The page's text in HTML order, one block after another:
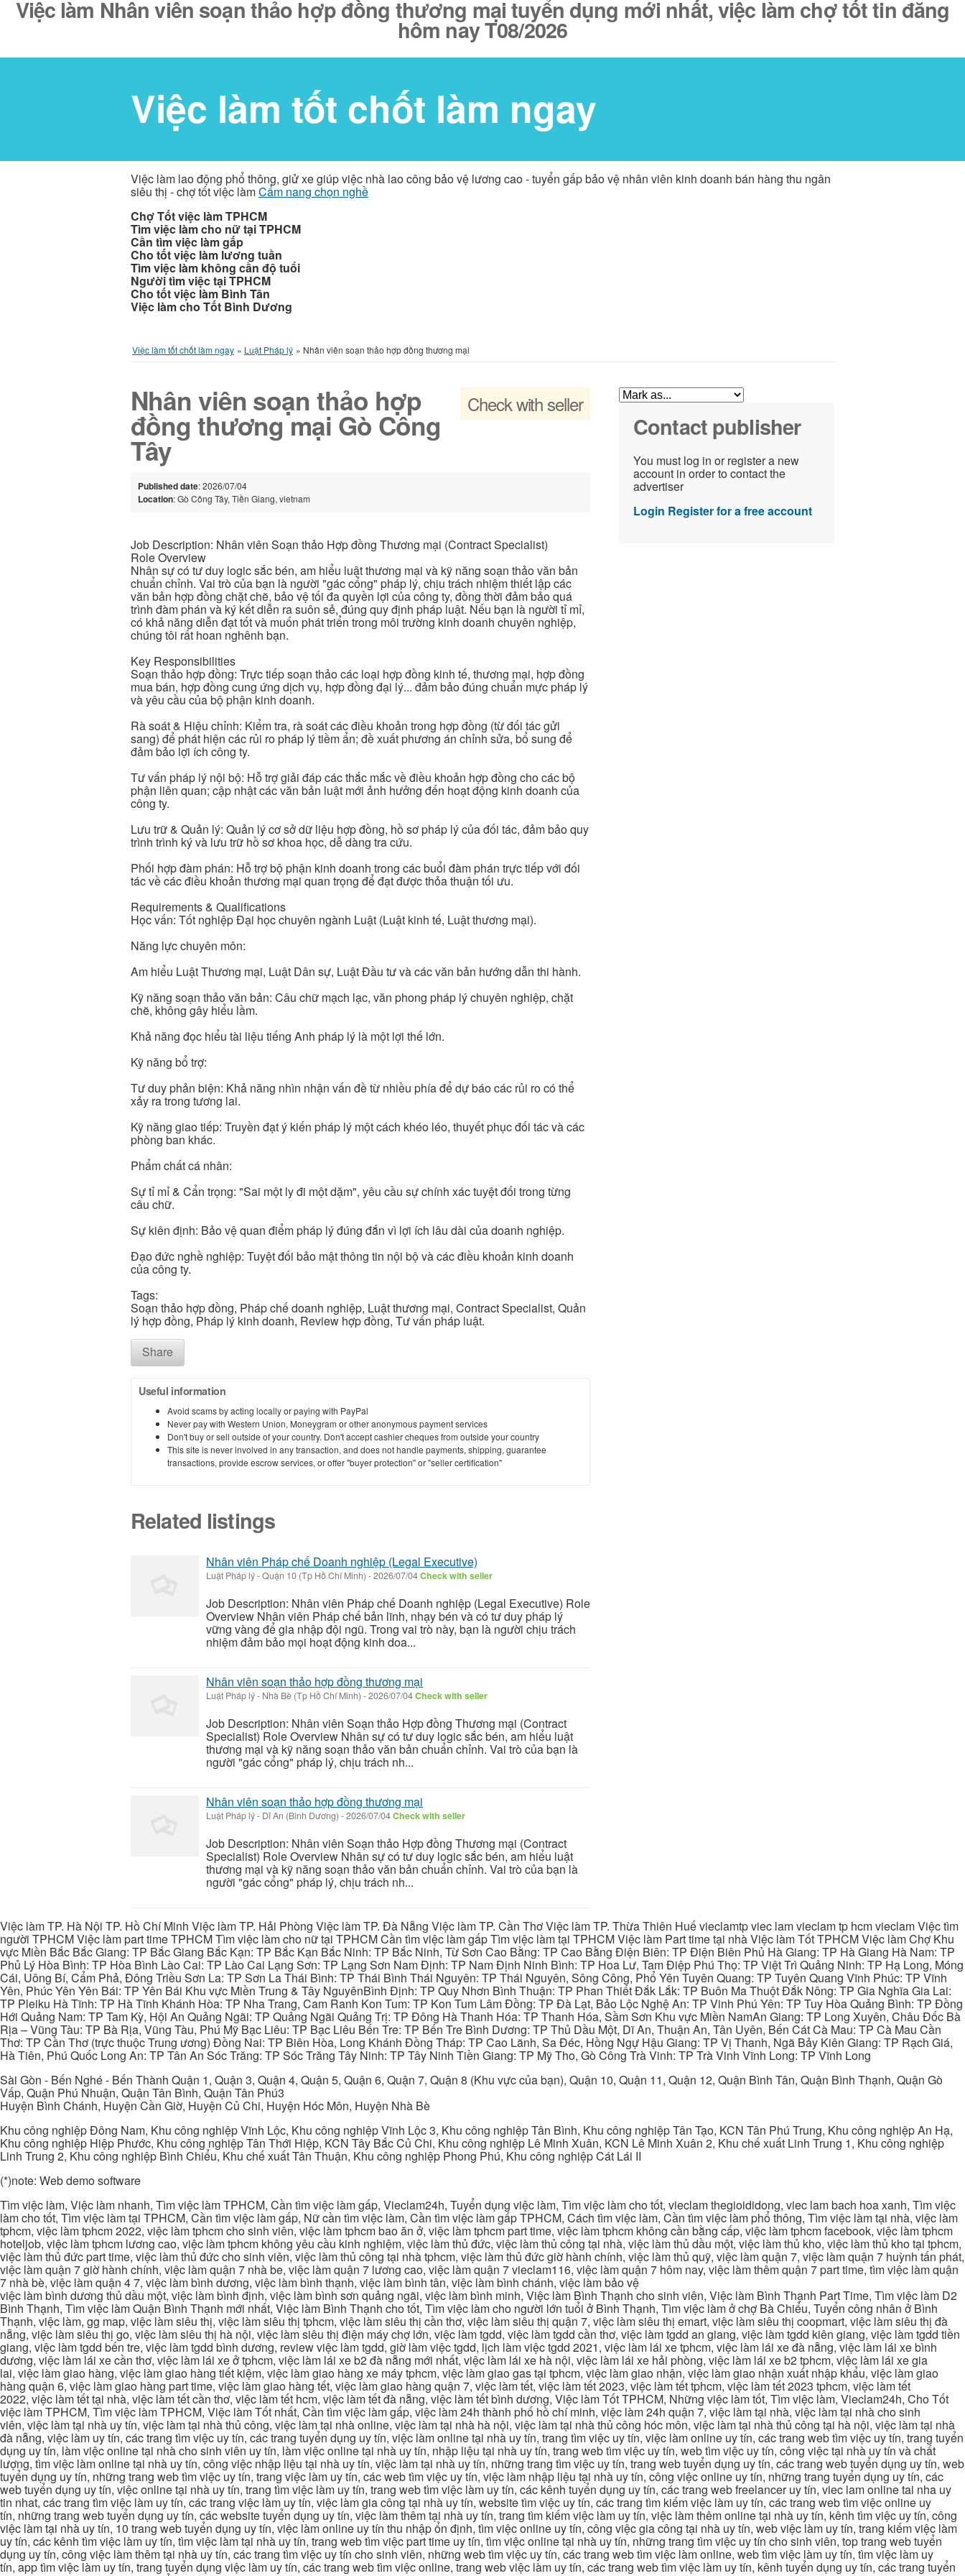
Việc làm Nhân viên soạn thảo hợp đồng thương mại tuyển dụng mới nhất, việc làm chợ tốt tin đăng
hôm nay T08/2026
Việc làm tốt chốt làm ngay
Việc làm lao động phổ thông, giử xe giúp việc nhà lao công bảo vệ lương cao - tuyển gấp bảo vệ nhân viên kinh doanh bán hàng thu ngân
siêu thị - chợ tốt việc làmCẩm nang chọn nghề
Chợ Tốt việc làm TPHCM
Tìm việc làm cho nữ tại TPHCM
Cần tìm việc làm gấp
Cho tốt việc làm lương tuần
Tìm việc làm không cần độ tuổi
Người tìm việc tại TPHCM
Cho tốt việc làm Bình Tân
Việc làm cho Tốt Bình Dương
Việc làm tốt chốt làm ngay » Luật Pháp lý » Nhân viên soạn thảo hợp đồng thương mại
Check with seller
Nhân viên soạn thảo hợp
đồng thương mại Gò Công
Tây
Published date: 2026/07/04
Location: Gò Công Tây, Tiền Giang, vietnam
Job Description: Nhân viên Soạn thảo Hợp đồng Thương mại (Contract Specialist)
Role Overview
Nhân sự có tư duy logic sắc bén, am hiểu luật thương mại và kỹ năng soạn thảo văn bản
chuẩn chỉnh. Vai trò của bạn là người "gác cổng" pháp lý, chịu trách nhiệm thiết lập các
văn bản hợp đồng chặt chẽ, bảo vệ tối đa quyền lợi của công ty, đồng thời đảm bảo quá
trình đàm phán và ký kết diễn ra suôn sẻ, đúng quy định pháp luật. Nếu bạn là người tỉ mỉ,
có khả năng diễn đạt tốt và muốn phát triển trong môi trường kinh doanh chuyên nghiệp,
chúng tôi rất hoan nghênh bạn.
Key Responsibilities
Soạn thảo hợp đồng: Trực tiếp soạn thảo các loại hợp đồng kinh tế, thương mại, hợp đồng
mua bán, hợp đồng cung ứng dịch vụ, hợp đồng đại lý... đảm bảo đúng chuẩn mực pháp lý
và yêu cầu của bộ phận kinh doanh.
Rà soát & Hiệu chỉnh: Kiểm tra, rà soát các điều khoản trong hợp đồng (từ đối tác gửi
sang) để phát hiện các rủi ro pháp lý tiềm ẩn; đề xuất phương án chỉnh sửa, bổ sung để
đảm bảo lợi ích công ty.
Tư vấn pháp lý nội bộ: Hỗ trợ giải đáp các thắc mắc về điều khoản hợp đồng cho các bộ
phận liên quan; cập nhật các văn bản luật mới ảnh hưởng đến hoạt động kinh doanh của
công ty.
Lưu trữ & Quản lý: Quản lý cơ sở dữ liệu hợp đồng, hồ sơ pháp lý của đối tác, đảm bảo quy
trình trình ký và lưu trữ hồ sơ khoa học, dễ dàng tra cứu.
Phối hợp đàm phán: Hỗ trợ bộ phận kinh doanh trong các buổi đàm phán trực tiếp với đối
tác về các điều khoản thương mại quan trọng để đạt được thỏa thuận tối ưu.
Requirements & Qualifications
Học vấn: Tốt nghiệp Đại học chuyên ngành Luật (Luật kinh tế, Luật thương mại).
Năng lực chuyên môn:
Am hiểu Luật Thương mại, Luật Dân sự, Luật Đầu tư và các văn bản hướng dẫn thi hành.
Kỹ năng soạn thảo văn bản: Câu chữ mạch lạc, văn phong pháp lý chuyên nghiệp, chặt
chẽ, không gây hiểu lầm.
Khả năng đọc hiểu tài liệu tiếng Anh pháp lý là một lợi thế lớn.
Kỹ năng bổ trợ:
Tư duy phản biện: Khả năng nhìn nhận vấn đề từ nhiều phía để dự báo các rủi ro có thể
xảy ra trong tương lai.
Kỹ năng giao tiếp: Truyền đạt ý kiến pháp lý một cách khéo léo, thuyết phục đối tác và các
phòng ban khác.
Phẩm chất cá nhân:
Sự tỉ mỉ & Cẩn trọng: "Sai một ly đi một dặm", yêu cầu sự chính xác tuyệt đối trong từng
câu chữ.
Sự kiên định: Bảo vệ quan điểm pháp lý đúng đắn vì lợi ích lâu dài của doanh nghiệp.
Đạo đức nghề nghiệp: Tuyệt đối bảo mật thông tin nội bộ và các điều khoản kinh doanh
của công ty.
Tags:
Soạn thảo hợp đồng, Pháp chế doanh nghiệp, Luật thương mại, Contract Specialist, Quản
lý hợp đồng, Pháp lý kinh doanh, Review hợp đồng, Tư vấn pháp luật.
Share
Useful information
Avoid scams by acting locally or paying with PayPal
Never pay with Western Union, Moneygram or other anonymous payment services
Don't buy or sell outside of your country. Don't accept cashier cheques from outside your country
This site is never involved in any transaction, and does not handle payments, shipping, guarantee
transactions, provide escrow services, or offer "buyer protection" or "seller certification"
Related listings
Nhân viên Pháp chế Doanh nghiệp (Legal Executive)
Luật Pháp lý-Quận 10 (Tp Hồ Chí Minh) -2026/07/04Check with seller
Job Description: Nhân viên Pháp chế Doanh nghiệp (Legal Executive) Role
Overview Nhân viên Pháp chế bản lĩnh, nhạy bén và có tư duy pháp lý
vững vàng để gia nhập đội ngũ. Trong vai trò này, bạn là người chịu trách
nhiệm đảm bảo mọi hoạt động kinh doa...
Nhân viên soạn thảo hợp đồng thương mại
Luật Pháp lý- Nhà Bè (Tp Hồ Chí Minh) -2026/07/04Check with seller
Job Description: Nhân viên Soạn thảo Hợp đồng Thương mại (Contract
Specialist) Role Overview Nhân sự có tư duy logic sắc bén, am hiểu luật
thương mại và kỹ năng soạn thảo văn bản chuẩn chỉnh. Vai trò của bạn là
người "gác cổng" pháp lý, chịu trách nh...
Nhân viên soạn thảo hợp đồng thương mại
Luật Pháp lý- Dĩ An (Bình Dương) -2026/07/04Check with seller
Job Description: Nhân viên Soạn thảo Hợp đồng Thương mại (Contract
Specialist) Role Overview Nhân sự có tư duy logic sắc bén, am hiểu luật
thương mại và kỹ năng soạn thảo văn bản chuẩn chỉnh. Vai trò của bạn là
người "gác cổng" pháp lý, chịu trách nh...
Contact publisher
You must log in or register a new
account in order to contact the
advertiser
Login Register for a free account
Việc làm TP. Hà Nội TP. Hồ Chí Minh Việc làm TP. Hải Phòng Việc làm TP. Đà Nẵng Việc làm TP. Cần Thơ Việc làm TP. Thừa Thiên Huế vieclamtp viec lam vieclam tp hcm vieclam Việc tìm
người TPHCM Việc làm part time TPHCM Tìm việc làm cho nữ tại TPHCM Cần tìm việc làm gấp Tìm việc làm tại TPHCM Việc làm Part time tại nhà Việc làm Tốt TPHCM Việc làm Chợ Khu
vực Miền Bắc Bắc Giang: TP Bắc Giang Bắc Kạn: TP Bắc Kạn Bắc Ninh: TP Bắc Ninh, Từ Sơn Cao Bằng: TP Cao Bằng Điện Biên: TP Điện Biên Phủ Hà Giang: TP Hà Giang Hà Nam: TP
Phủ Lý Hòa Bình: TP Hòa Bình Lào Cai: TP Lào Cai Lạng Sơn: TP Lạng Sơn Nam Định: TP Nam Định Ninh Bình: TP Hoa Lư, Tam Điệp Phú Thọ: TP Việt Trì Quảng Ninh: TP Hạ Long, Móng
Cái, Uông Bí, Cẩm Phả, Đông Triều Sơn La: TP Sơn La Thái Bình: TP Thái Bình Thái Nguyên: TP Thái Nguyên, Sông Công, Phổ Yên Tuyên Quang: TP Tuyên Quang Vĩnh Phúc: TP Vĩnh
Yên, Phúc Yên Yên Bái: TP Yên Bái Khu vực Miền Trung & Tây NguyênBình Định: TP Quy Nhơn Bình Thuận: TP Phan Thiết Đắk Lắk: TP Buôn Ma Thuột Đắk Nông: TP Gia Nghĩa Gia Lai:
TP Pleiku Hà Tĩnh: TP Hà Tĩnh Khánh Hòa: TP Nha Trang, Cam Ranh Kon Tum: TP Kon Tum Lâm Đồng: TP Đà Lạt, Bảo Lộc Nghệ An: TP Vinh Phú Yên: TP Tuy Hòa Quảng Bình: TP Đồng
Hới Quảng Nam: TP Tam Kỳ, Hội An Quảng Ngãi: TP Quảng Ngãi Quảng Trị: TP Đông Hà Thanh Hóa: TP Thanh Hóa, Sầm Sơn Khu vực Miền NamAn Giang: TP Long Xuyên, Châu Đốc Bà
Rịa – Vũng Tàu: TP Bà Rịa, Vũng Tàu, Phú Mỹ Bạc Liêu: TP Bạc Liêu Bến Tre: TP Bến Tre Bình Dương: TP Thủ Dầu Một, Dĩ An, Thuận An, Tân Uyên, Bến Cát Cà Mau: TP Cà Mau Cần
Thơ: TP Cần Thơ (trực thuộc Trung ương) Đồng Nai: TP Biên Hòa, Long Khánh Đồng Tháp: TP Cao Lãnh, Sa Đéc, Hồng Ngự Hậu Giang: TP Vị Thanh, Ngã Bảy Kiên Giang: TP Rạch Giá,
Hà Tiên, Phú Quốc Long An: TP Tân An Sóc Trăng: TP Sóc Trăng Tây Ninh: TP Tây Ninh Tiền Giang: TP Mỹ Tho, Gò Công Trà Vinh: TP Trà Vinh Vĩnh Long: TP Vĩnh Long
Sài Gòn - Bến Nghé - Bến Thành Quận 1, Quận 3, Quận 4, Quận 5, Quận 6, Quận 7, Quận 8 (Khu vực của bạn), Quận 10, Quận 11, Quận 12, Quận Bình Tân, Quận Bình Thạnh, Quận Gò
Vấp, Quận Phú Nhuận, Quận Tân Bình, Quận Tân Phú3
Huyện Bình Chánh, Huyện Cần Giờ, Huyện Củ Chi, Huyện Hóc Môn, Huyện Nhà Bè
Khu công nghiệp Đông Nam, Khu công nghiệp Vĩnh Lộc, Khu công nghiệp Vĩnh Lộc 3, Khu công nghiệp Tân Bình, Khu công nghiệp Tân Tạo, KCN Tân Phú Trung, Khu công nghiệp An Hạ,
Khu công nghiệp Hiệp Phước, Khu công nghiệp Tân Thới Hiệp, KCN Tây Bắc Củ Chi, Khu công nghiệp Lê Minh Xuân, KCN Lê Minh Xuân 2, Khu chế xuất Linh Trung 1, Khu công nghiệp
Linh Trung 2, Khu công nghiệp Bình Chiểu, Khu chế xuất Tân Thuận, Khu công nghiệp Phong Phú, Khu công nghiệp Cát Lái II
(*)note: Web demo software
Tìm việc làm, Việc làm nhanh, Tìm việc làm TPHCM, Cần tìm việc làm gấp, Vieclam24h, Tuyển dụng việc làm, Tìm việc làm cho tốt, vieclam thegioididong, viec lam bach hoa xanh, Tìm việc
làm cho tốt, Tìm việc làm tại TPHCM, Cần tìm việc làm gấp, Nữ cần tìm việc làm, Cần tìm việc làm gấp TPHCM, Cách tìm việc làm, Cần tìm việc làm phổ thông, Tìm việc làm tại nhà, việc làm
tphcm, việc làm tphcm 2022, việc làm tphcm cho sinh viên, việc làm tphcm bao ăn ở, việc làm tphcm part time, việc làm tphcm không cần bằng cấp, việc làm tphcm facebook, việc làm tphcm
hoteljob, việc làm tphcm lương cao, việc làm tphcm không yêu cầu kinh nghiệm, việc làm thủ đức, việc làm thủ công tại nhà, việc làm thủ dầu một, việc làm thủ kho, việc làm thủ kho tại tphcm,
việc làm thủ đức part time, việc làm thủ đức cho sinh viên, việc làm thủ công tại nhà tphcm, việc làm thủ đức giờ hành chính, việc làm thủ quỹ, việc làm quận 7, việc làm quận 7 huỳnh tấn phát,
việc làm quận 7 giờ hành chính, việc làm quận 7 nhà be, việc làm quận 7 lương cao, việc làm quận 7 vieclam116, việc làm quận 7 hôm nay, việc làm thêm quận 7 part time, tìm việc làm quận
7 nhà bè, việc làm quận 4 7, việc làm bình dương, việc làm bình thạnh, việc làm bình tân, việc làm bình chánh, việc làm bảo vệ
việc làm bình dương thủ dầu một, việc làm bình định, việc làm bình sơn quảng ngãi, việc làm bình minh, Việc làm Bình Thạnh cho sinh viên, Việc làm Bình Thạnh Part Time, Tìm việc làm D2
Bình Thạnh, Tìm việc làm Quận Bình Thạnh mới nhất, Việc làm Bình Thạnh cho tốt, Tìm việc làm cho người lớn tuổi ở Bình Thạnh, Tìm việc làm ở chợ Bà Chiểu, Tuyển công nhân ở Bình
Thạnh, việc làm, gg map, việc làm siêu thị, việc làm siêu thị tphcm, việc làm siêu thị cần thơ, việc làm siêu thị quận 7, việc làm siêu thị emart, việc làm siêu thị coopmart, việc làm siêu thị đà
nẵng, việc làm siêu thị go, việc làm siêu thị hà nội, việc làm siêu thị điện máy chợ lớn, việc làm tgdd, việc làm tgdd cần thơ, việc làm tgdd an giang, việc làm tgdd kiên giang, việc làm tgdd tiền
giang, việc làm tgdd bến tre, việc làm tgdd bình dương, review việc làm tgdd, giờ làm việc tgdd, lịch làm việc tgdd 2021, việc làm lái xe tphcm, việc làm lái xe đà nẵng, việc làm lái xe bình
dương, việc làm lái xe cần thơ, việc làm lái xe ở tphcm, việc làm lái xe b2 đà nẵng mới nhất, việc làm lái xe hà nội, việc làm lái xe hải phòng, việc làm lái xe b2 tphcm, việc làm lái xe gia
lai, việc làm giao hàng, việc làm giao hàng tiết kiệm, việc làm giao hàng xe máy tphcm, việc làm giao gas tại tphcm, việc làm giao nhận, việc làm giao nhận xuất nhập khẩu, việc làm giao
hàng quận 6, việc làm giao hàng part time, việc làm giao hàng tết, việc làm giao hàng quận 7, việc làm tết, việc làm tết 2023, việc làm tết tphcm, việc làm tết 2023 tphcm, việc làm tết
2022, việc làm tết tại nhà, việc làm tết cần thơ, việc làm tết hcm, việc làm tết đà nẵng, việc làm tết bình dương, Việc làm Tốt TPHCM, Những việc làm tốt, Tìm việc làm, Vieclam24h, Cho Tốt
việc làm TPHCM, Tìm việc làm TPHCM, Việc làm Tốt nhất, Cần tìm việc làm gấp, việc làm 24h thành phố hồ chí minh, việc làm 24h quận 7, việc làm tại nhà, việc làm tại nhà cho sinh
viên, việc làm tại nhà uy tín, việc làm tại nhà thủ công, việc làm tại nhà online, việc làm tại nhà hà nội, việc làm tại nhà thủ công hóc môn, việc làm tại nhà thủ công tại hà nội, việc làm tại nhà
đà nẵng, việc làm uy tín, các trang tìm việc uy tín, các trang tuyển dụng uy tín, việc làm online tại nhà uy tín, trang tìm việc uy tín, việc làm online uy tín, các trang web tìm việc uy tín, trang tuyển
dụng uy tín, làm việc online tại nhà cho sinh viên uy tín, làm việc online tại nhà uy tín, nhập liệu tại nhà uy tín, trang web tìm việc uy tín, web tìm việc uy tín, công việc tại nhà uy tín và chất
lượng, tìm việc làm online tại nhà uy tín, công việc nhập liệu tại nhà uy tín, việc làm tại nhà uy tín, những trang tìm việc uy tín, trang web tuyển dụng uy tín, các trang web tuyển dụng uy tín, web
tuyển dụng uy tín, những trang web tìm việc uy tín, trang việc làm uy tín, các web tìm việc uy tín, việc làm nhập liệu tại nhà uy tín, công việc online uy tín, những trang tuyển dụng uy tín, các
web tuyển dụng uy tín, việc online tại nhà uy tín, trang tìm việc làm uy tín, trang web tìm việc làm uy tín, các kênh tuyển dụng uy tín, các trang web freelancer uy tín, viec lam online tai nha uy
tin nhat, các trang tìm việc làm uy tín, các trang việc làm uy tín, việc làm gia công tại nhà uy tín, website tìm việc uy tín, các trang tìm kiếm việc làm uy tín, các trang web tìm việc online uy
tín, những trang web tuyển dụng uy tín, các website tuyển dụng uy tín, việc làm thêm tại nhà uy tín, trang tìm kiếm việc làm uy tín, việc làm thêm online tại nhà uy tín, kênh tìm việc uy tín, công
việc làm tại nhà uy tín, 10 trang web tuyển dụng uy tín, việc làm online uy tín thu nhập ổn định, tìm việc online uy tín, công việc gia công tại nhà uy tín, web việc làm uy tín, trang kiếm việc làm
uy tín, các kênh tìm việc làm uy tín, tìm việc làm tại nhà uy tín, trang web tìm việc part time uy tín, tìm việc online tại nhà uy tín, những trang tìm việc uy tín cho sinh viên, top trang web tuyển
dụng uy tín, công việc làm thêm tại nhà uy tín, các trang tìm việc uy tín cho sinh viên, những web tìm việc uy tín, các trang web tìm việc làm online, web tìm việc làm uy tín, tìm việc làm uy
tín, app tìm việc làm uy tín, trang tuyển dụng việc làm uy tín, các trang web tìm việc online, trang web việc làm uy tín, các trang web tìm việc làm uy tín, kênh tuyển dụng uy tín, các trang tuyển